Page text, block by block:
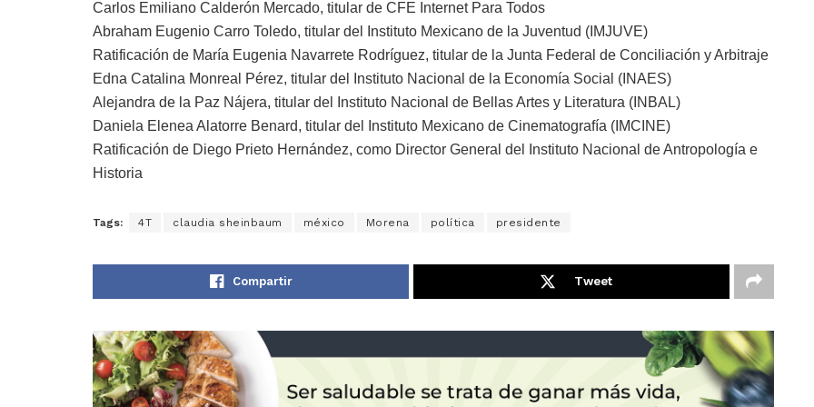
Carlos Emiliano Calderón Mercado, titular de CFE Internet Para Todos
Abraham Eugenio Carro Toledo, titular del Instituto Mexicano de la Juventud (IMJUVE)
Ratificación de María Eugenia Navarrete Rodríguez, titular de la Junta Federal de Conciliación y Arbitraje
Edna Catalina Monreal Pérez, titular del Instituto Nacional de la Economía Social (INAES)
Alejandra de la Paz Nájera, titular del Instituto Nacional de Bellas Artes y Literatura (INBAL)
Daniela Elenea Alatorre Benard, titular del Instituto Mexicano de Cinematografía (IMCINE)
Ratificación de Diego Prieto Hernández, como Director General del Instituto Nacional de Antropología e
Historia
Tags: 4T claudia sheinbaum méxico Morena política presidente
Compartir Tweet